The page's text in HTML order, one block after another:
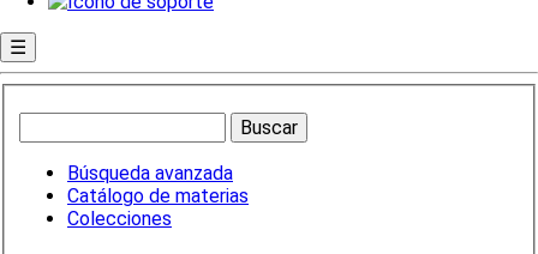
☰
Búsqueda avanzada
Catálogo de materias
Colecciones